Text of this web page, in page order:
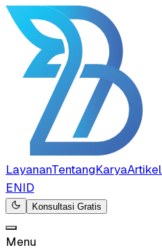
LayananTentangKaryaArtikel
ENID
Konsultasi Gratis
Menu